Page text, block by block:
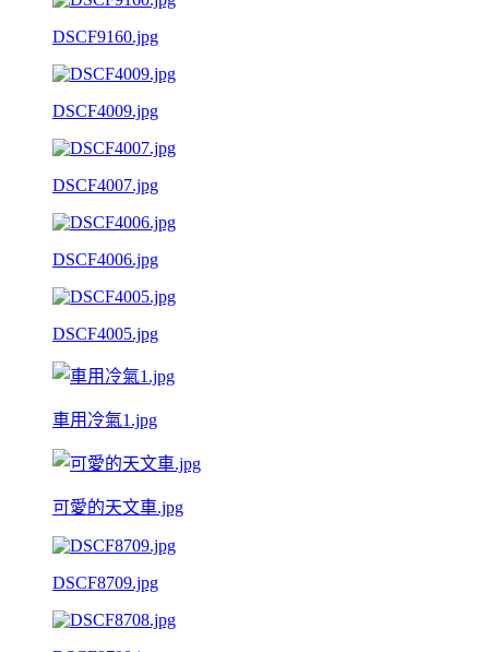
DSCF9160.jpg
DSCF4009.jpg
DSCF4007.jpg
DSCF4006.jpg
DSCF4005.jpg
車用冷氣1.jpg
可愛的天文車.jpg
DSCF8709.jpg